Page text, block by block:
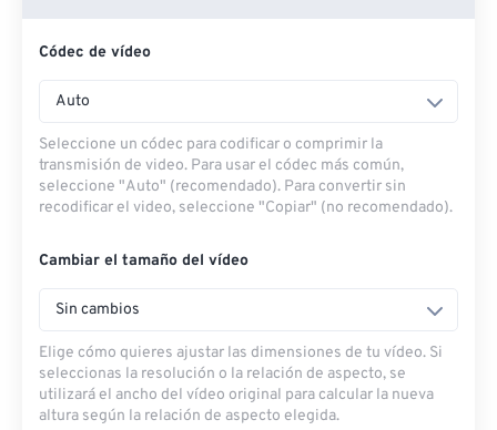
Desde URL
Códec de vídeo
Auto
Seleccione un códec para codificar o comprimir la
transmisión de video. Para usar el códec más común,
seleccione "Auto" (recomendado). Para convertir sin
recodificar el video, seleccione "Copiar" (no recomendado).
Cambiar el tamaño del vídeo
Sin cambios
Elige cómo quieres ajustar las dimensiones de tu vídeo. Si
seleccionas la resolución o la relación de aspecto, se
utilizará el ancho del vídeo original para calcular la nueva
altura según la relación de aspecto elegida.